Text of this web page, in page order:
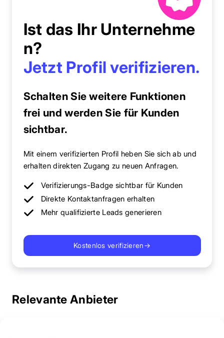
Ist das Ihr Unternehme
n?
Jetzt Profil verifizieren.
Schalten Sie weitere Funktionen
frei und werden Sie für Kunden
sichtbar.
Mit einem verifizierten Profil heben Sie sich ab und
erhalten direkten Zugang zu neuen Anfragen.
Verifizierungs-Badge sichtbar für Kunden
Direkte Kontaktanfragen erhalten
Mehr qualifizierte Leads generieren
Kostenlos verifizieren→
Relevante Anbieter